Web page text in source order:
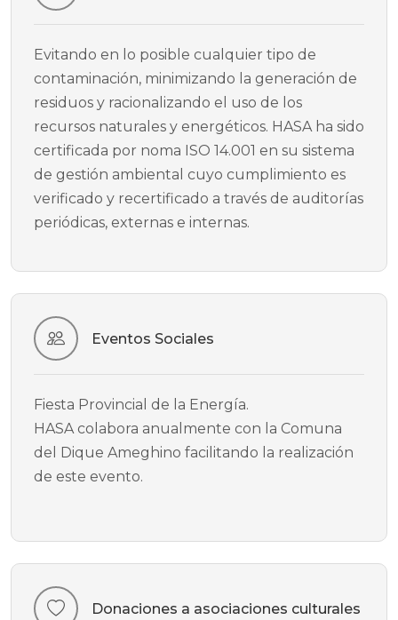
Evitando en lo posible cualquier tipo de
contaminación, minimizando la generación de
residuos y racionalizando el uso de los
recursos naturales y energéticos. HASA ha sido
certificada por noma ISO 14.001 en su sistema
de gestión ambiental cuyo cumplimiento es
verificado y recertificado a través de auditorías
periódicas, externas e internas.
Eventos Sociales
Fiesta Provincial de la Energía.
HASA colabora anualmente con la Comuna
del Dique Ameghino facilitando la realización
de este evento.
Donaciones a asociaciones culturales